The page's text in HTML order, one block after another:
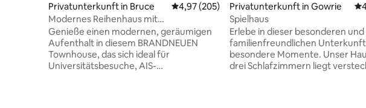
Privatunterkunft in Bruce Durchschnittliche Bewertung: 4,97 von 5, 205
4,97 (205)
Modernes Reihenhaus mit
3 Schlafzimmern / 3 Bädern und
Parkplatz | In der Nähe von UC und AIS
Genieße einen modernen, geräumigen
Aufenthalt in diesem BRANDNEUEN
Townhouse, das sich ideal für
Universitätsbesuche, AIS-
Privatunterkunft in Gowrie
Spielhaus
Erlebe in dieser besonderen und
familienfreundlichen Unterkunft
besondere Momente. Unser
drei Schlafzimmern liegt